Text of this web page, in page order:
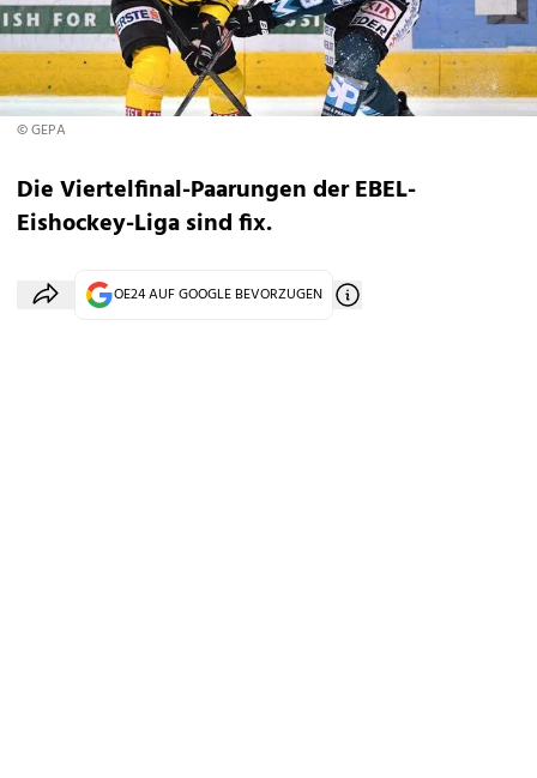
© GEPA
Die Viertelfinal-Paarungen der EBEL-
Eishockey-Liga sind fix.
OE24 AUF GOOGLE BEVORZUGEN